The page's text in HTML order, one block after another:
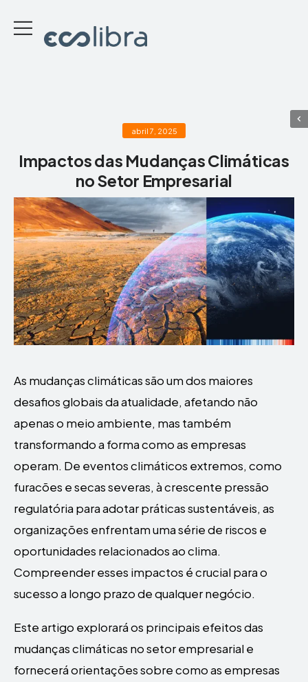
abril 7, 2025
Impactos das Mudanças Climáticas
no Setor Empresarial
As mudanças climáticas são um dos maiores
desafios globais da atualidade, afetando não
apenas o meio ambiente, mas também
transformando a forma como as empresas
operam. De eventos climáticos extremos, como
furacões e secas severas, à crescente pressão
regulatória para adotar práticas sustentáveis, as
organizações enfrentam uma série de riscos e
oportunidades relacionados ao clima.
Compreender esses impactos é crucial para o
sucesso a longo prazo de qualquer negócio.
Este artigo explorará os principais efeitos das
mudanças climáticas no setor empresarial e
fornecerá orientações sobre como as empresas